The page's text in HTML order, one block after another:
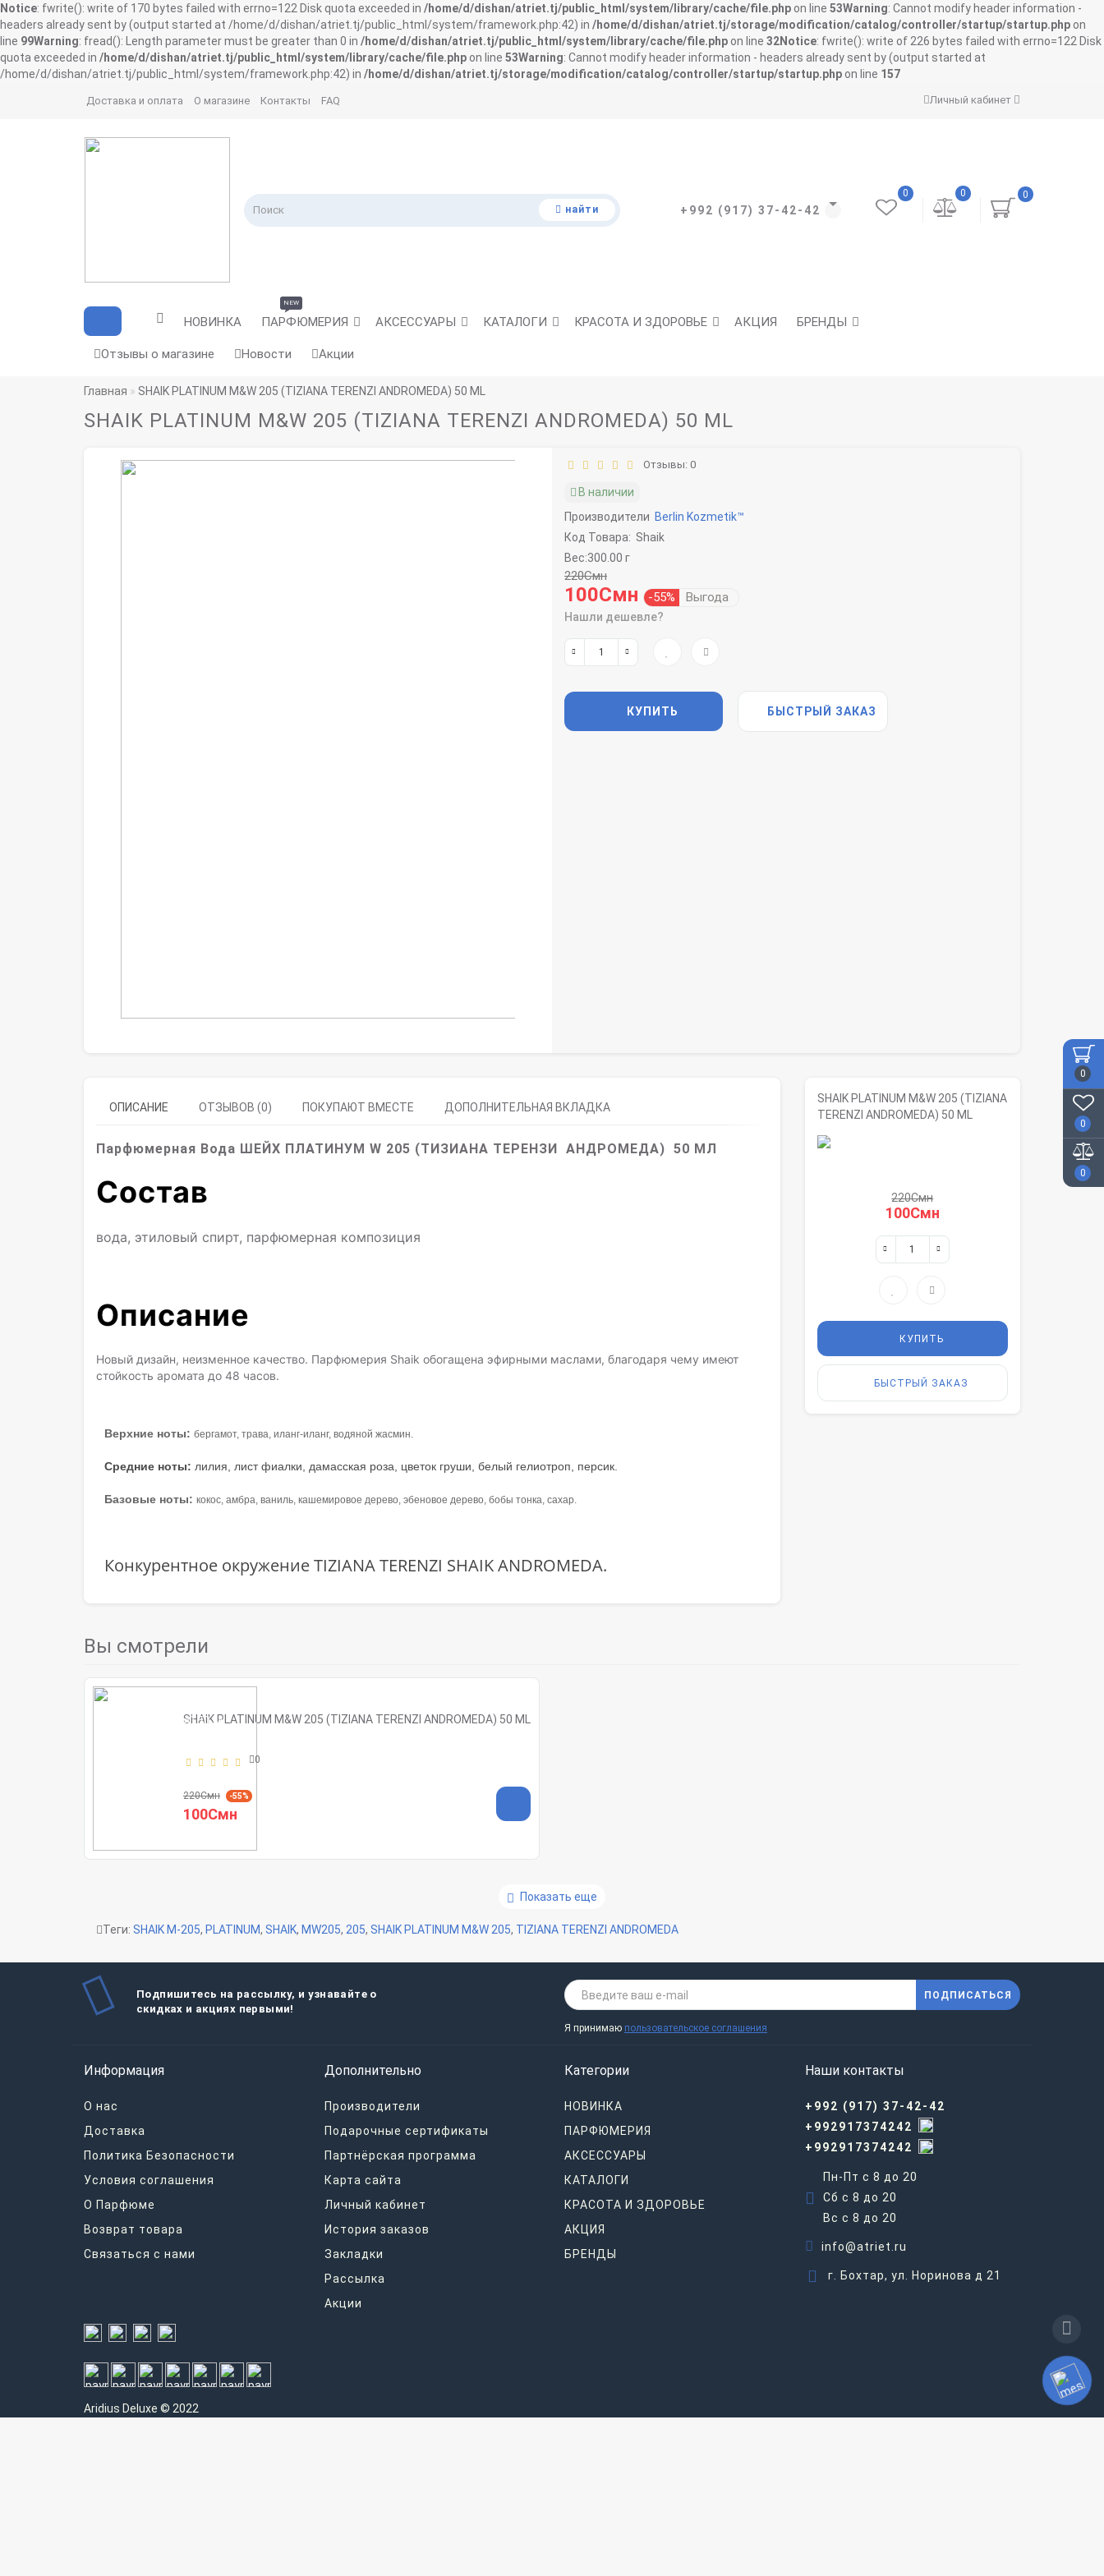
Notice: fwrite(): write of 170 bytes failed with errno=122 Disk quota exceeded in /home/d/dishan/atriet.tj/public_html/system/library/cache/file.php on line 53Warning: Cannot modify header information -
headers already sent by (output started at /home/d/dishan/atriet.tj/public_html/system/framework.php:42) in /home/d/dishan/atriet.tj/storage/modification/catalog/controller/startup/startup.php on
line 99Warning: fread(): Length parameter must be greater than 0 in /home/d/dishan/atriet.tj/public_html/system/library/cache/file.php on line 32Notice: fwrite(): write of 226 bytes failed with errno=122 Disk
quota exceeded in /home/d/dishan/atriet.tj/public_html/system/library/cache/file.php on line 53Warning: Cannot modify header information - headers already sent by (output started at
/home/d/dishan/atriet.tj/public_html/system/framework.php:42) in /home/d/dishan/atriet.tj/storage/modification/catalog/controller/startup/startup.php on line 157
0
0
0
Личный кабинет
Доставка и оплата О магазине Контакты FAQ
найти +992 (917) 37-42-42
0
0
0
НОВИНКА ПАРФЮМЕРИЯ
NEW
АКСЕССУАРЫ КАТАЛОГИ КРАСОТА И ЗДОРОВЬЕ АКЦИЯ БРЕНДЫ
Отзывы о магазине Новости Акции
Главная SHAIK PLATINUM M&W 205 (TIZIANA TERENZI ANDROMEDA) 50 ML
SHAIK PLATINUM M&W 205 (TIZIANA TERENZI ANDROMEDA) 50 ML
Отзывы: 0
В наличии
Производители Berlin Kozmetik™
Код Товара: Shaik
Вес:300.00 г
220Смн
100Смн -55% Выгода
Нашли дешевле?
КУПИТЬ БЫСТРЫЙ ЗАКАЗ
ОПИСАНИЕ ОТЗЫВОВ (0) ПОКУПАЮТ ВМЕСТЕ ДОПОЛНИТЕЛЬНАЯ ВКЛАДКА
Парфюмерная Вода ШЕЙХ ПЛАТИНУМ W 205 (ТИЗИАНА ТЕРЕНЗИ АНДРОМЕДА) 50 МЛ
Состав
вода, этиловый спирт, парфюмерная композиция
Описание
Новый дизайн, неизменное качество. Парфюмерия Shaik обогащена эфирными маслами, благодаря чему имеют
стойкость аромата до 48 часов.
Верхние ноты: бергамот, трава, иланг-иланг, водяной жасмин.
Средние ноты: лилия, лист фиалки, дамасская роза, цветок груши, белый гелиотроп, персик.
Базовые ноты: кокос, амбра, ваниль, кашемировое дерево, эбеновое дерево, бобы тонка, сахар.
Конкурентное окружение TIZIANA TERENZI SHAIK ANDROMEDA.
SHAIK PLATINUM M&W 205 (TIZIANA
TERENZI ANDROMEDA) 50 ML
220Смн
100Смн
КУПИТЬ
БЫСТРЫЙ ЗАКАЗ
Вы смотрели
SHAIK PLATINUM M&W 205 (TIZIANA TERENZI ANDROMEDA) 50 ML
0
220Смн -55%
100Смн
Показать еще
Теги: SHAIK M-205, PLATINUM, SHAIK, MW205, 205, SHAIK PLATINUM M&W 205, TIZIANA TERENZI ANDROMEDA
Подпишитесь на рассылку, и узнавайте о
скидках и акциях первыми!
ПОДПИСАТЬСЯ
Я принимаю пользовательское соглашения
Информация
О нас
Доставка
Политика Безопасности
Условия соглашения
О Парфюме
Возврат товара
Связаться с нами
Дополнительно
Производители
Подарочные сертификаты
Партнёрская программа
Карта сайта
Личный кабинет
История заказов
Закладки
Рассылка
Акции
Категории
НОВИНКА
ПАРФЮМЕРИЯ
АКСЕССУАРЫ
КАТАЛОГИ
КРАСОТА И ЗДОРОВЬЕ
АКЦИЯ
БРЕНДЫ
Наши контакты
+992 (917) 37-42-42
+992917374242
+992917374242
Пн-Пт с 8 до 20
Сб с 8 до 20
Вс c 8 до 20
info@atriet.ru
г. Бохтар, ул. Норинова д 21
Aridius Deluxe © 2022